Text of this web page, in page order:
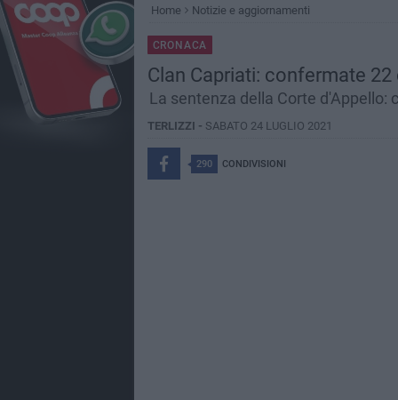
Home Notizie e aggiornamenti
CRONACA
Clan Capriati: confermate 22
La sentenza della Corte d'Appello:
TERLIZZI - SABATO 24 LUGLIO 2021
290 CONDIVISIONI